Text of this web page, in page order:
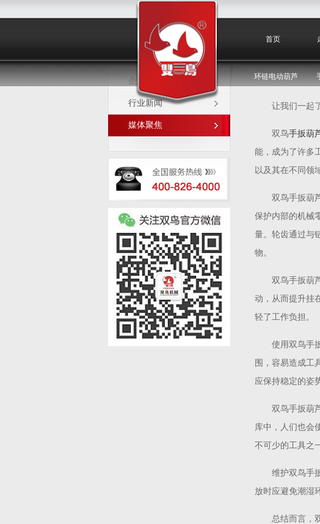
首页
环链电动葫芦
媒体聚焦
企业新闻
行业新闻
媒体聚焦
让我们一起
双鸟手扳葫
能，成为了许多
以及其在不同领
双鸟手扳葫
保护内部的机械
量。轮齿通过与
物。
双鸟手扳葫
动，从而提升挂
轻了工作负担。
使用双鸟手
围，容易造成工
应保持稳定的姿
双鸟手扳葫
库中，人们也会
不可少的工具之
维护双鸟手
放时应避免潮湿
总结而言，